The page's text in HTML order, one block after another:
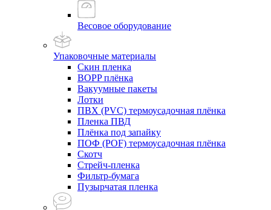
Весовое оборудование
Упаковочные материалы
Скин пленка
BOPP плёнка
Вакуумные пакеты
Лотки
ПВХ (PVC) термоусадочная плёнка
Пленка ПВД
Плёнка под запайку
ПОФ (POF) термоусадочная плёнка
Скотч
Стрейч-пленка
Фильтр-бумага
Пузырчатая пленка